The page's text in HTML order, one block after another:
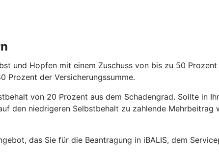
und Hopfen mit einem Zuschuss von bis zu 50
Prozent der Versicherungssumme.
von 20 Prozent aus dem Schadengrad. Sollte in
den niedrigeren Selbstbehalt zu zahlende Mehrbeitrag
das Sie für die Beantragung in iBALIS, dem